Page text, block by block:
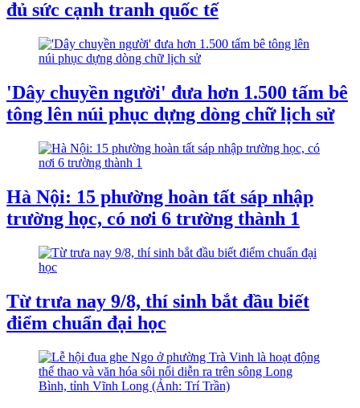
đủ sức cạnh tranh quốc tế
'Dây chuyền người' đưa hơn 1.500 tấm bê
tông lên núi phục dựng dòng chữ lịch sử
Hà Nội: 15 phường hoàn tất sáp nhập
trường học, có nơi 6 trường thành 1
Từ trưa nay 9/8, thí sinh bắt đầu biết
điểm chuẩn đại học